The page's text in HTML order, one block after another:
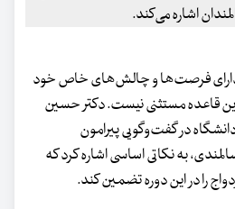
اشاره می‌کند.
دارای فرصت‌ها و چالش‌های خاص خود
قاعده مستثنی نیست. دکتر حسین
در گفت‌وگویی پیرامون
به نکاتی اساسی اشاره کرد که
را در این دوره تضمین کند.